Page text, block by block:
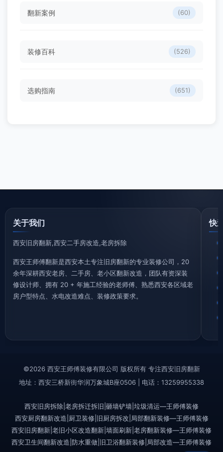
翻新案例 (60)
装修百科 (526)
选购指南 (651)
关于我们
西安旧房翻新,西安二手房改造,老房拆除
西安王师傅翻新是西安本土专注旧房翻新的专业装修公司，20
余年深耕西安老房、二手房、老小区翻新改造，团队有资深装
修设计师、拥有 20 + 年施工经验的老师傅、熟悉西安各区域老
房户型特点、水电改造难点、装修政策要求。
快
©2026 西安王师傅装修有限公司 版权所有 专注西安旧房翻新
地址：西安三桥新街华润万象城B座0506 | 电话：13259955338
西安旧房拆除|老房拆迁拆旧|砸墙铲墙|垃圾清运—王师傅装修
西安厨房翻新改造|厨卫装修|旧厨房拆改|局部翻新装修—王师傅装修
西安旧房翻新|老旧小区改造翻新|墙面刷新|老房翻新装修—王师傅装修
西安卫生间翻新改造|防水重做|旧卫浴翻新装修|局部改造—王师傅装修